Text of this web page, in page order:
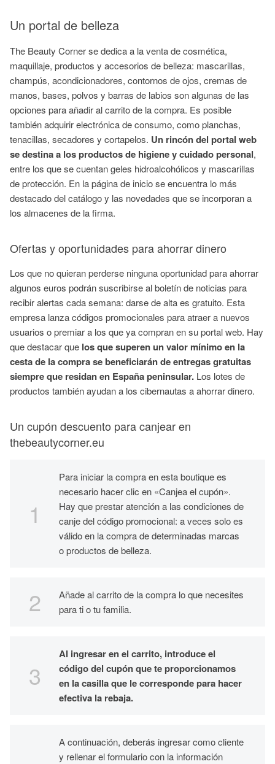
Un portal de belleza
The Beauty Corner se dedica a la venta de cosmética,
maquillaje, productos y accesorios de belleza: mascarillas,
champús, acondicionadores, contornos de ojos, cremas de
manos, bases, polvos y barras de labios son algunas de las
opciones para añadir al carrito de la compra. Es posible
también adquirir electrónica de consumo, como planchas,
tenacillas, secadores y cortapelos. Un rincón del portal web
se destina a los productos de higiene y cuidado personal,
entre los que se cuentan geles hidroalcohólicos y mascarillas
de protección. En la página de inicio se encuentra lo más
destacado del catálogo y las novedades que se incorporan a
los almacenes de la firma.
Ofertas y oportunidades para ahorrar dinero
Los que no quieran perderse ninguna oportunidad para ahorrar
algunos euros podrán suscribirse al boletín de noticias para
recibir alertas cada semana: darse de alta es gratuito. Esta
empresa lanza códigos promocionales para atraer a nuevos
usuarios o premiar a los que ya compran en su portal web. Hay
que destacar que los que superen un valor mínimo en la
cesta de la compra se beneficiarán de entregas gratuitas
siempre que residan en España peninsular. Los lotes de
productos también ayudan a los cibernautas a ahorrar dinero.
Un cupón descuento para canjear en
thebeautycorner.eu
Para iniciar la compra en esta boutique es
necesario hacer clic en «Canjea el cupón».
Hay que prestar atención a las condiciones de
canje del código promocional: a veces solo es
válido en la compra de determinadas marcas
o productos de belleza.
Añade al carrito de la compra lo que necesites
para ti o tu familia.
Al ingresar en el carrito, introduce el
código del cupón que te proporcionamos
en la casilla que le corresponde para hacer
efectiva la rebaja.
A continuación, deberás ingresar como cliente
y rellenar el formulario con la información